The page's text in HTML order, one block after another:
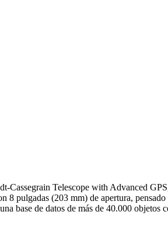
Cassegrain Telescope with Advanced
pulgadas (203 mm) de apertura,
base de datos de más de 40.000